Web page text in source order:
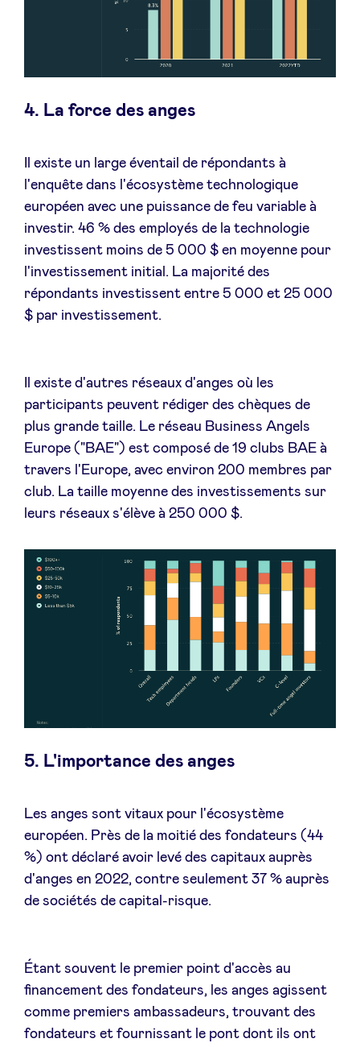
4. La force des anges
Il existe un large éventail de répondants à
l'enquête dans l'écosystème technologique
européen avec une puissance de feu variable à
investir. 46 % des employés de la technologie
investissent moins de 5 000 $ en moyenne pour
l'investissement initial. La majorité des
répondants investissent entre 5 000 et 25 000
$ par investissement.
Il existe d'autres réseaux d'anges où les
participants peuvent rédiger des chèques de
plus grande taille. Le réseau Business Angels
Europe ("BAE") est composé de 19 clubs BAE à
travers l'Europe, avec environ 200 membres par
club. La taille moyenne des investissements sur
leurs réseaux s'élève à 250 000 $.
5. L'importance des anges
Les anges sont vitaux pour l'écosystème
européen. Près de la moitié des fondateurs (44
%) ont déclaré avoir levé des capitaux auprès
d'anges en 2022, contre seulement 37 % auprès
de sociétés de capital-risque.
Étant souvent le premier point d'accès au
financement des fondateurs, les anges agissent
comme premiers ambassadeurs, trouvant des
fondateurs et fournissant le pont dont ils ont